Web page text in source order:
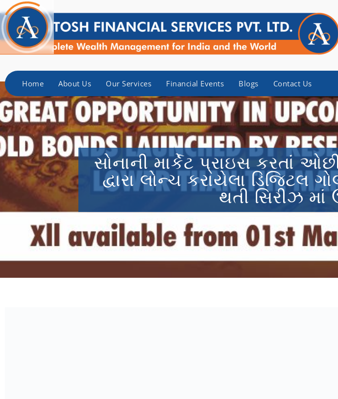
Home About Us Our Services Financial Events Blogs Contact Us
સોનાની માર્કેટ પ્રાઇસ કરતાં
દ્વારા લોન્ચ કરાયેલા ડિજિટલ
થતી સિરીઝ માં